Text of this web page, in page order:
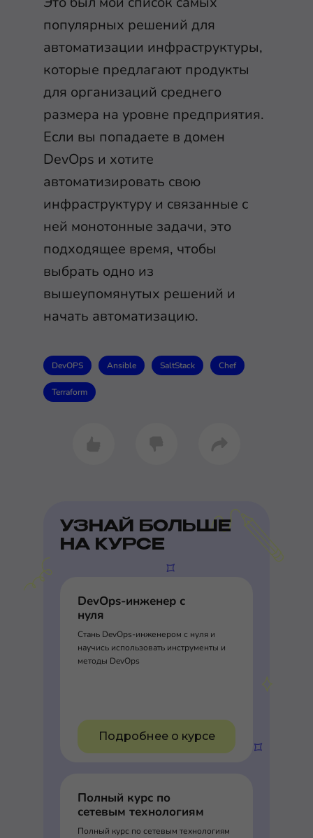
популярных решений для
автоматизации инфраструктуры,
которые предлагают продукты
для организаций среднего
размера на уровне предприятия.
Если вы попадаете в домен
DevOps и хотите
автоматизировать свою
инфраструктуру и связанные с
ней монотонные задачи, это
подходящее время, чтобы
выбрать одно из
вышеупомянутых решений и
начать автоматизацию.
DevOPS Ansible SaltStack Chef
Terraform
УЗНАЙ БОЛЬШЕ
НА КУРСЕ
DevOps-инженер с
нуля
Стань DevOps-инженером с нуля и
научись использовать инструменты и
методы DevOps
Подробнее о курсе
Полный курс по
сетевым технологиям
Полный курс по сетевым технологиям